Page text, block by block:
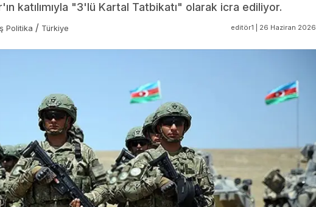
katılımıyla "3'lü Kartal Tatbikatı" olarak icra ediliyor.
Politika / Türkiye editör1 | 26 Haziran 2026